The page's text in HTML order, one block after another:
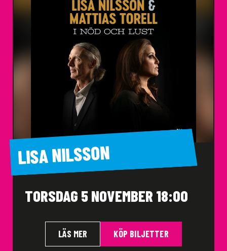
LISA NILSSON
TORSDAG 5 NOVEMBER 18:00
LÄS MER KÖP BILJETTER